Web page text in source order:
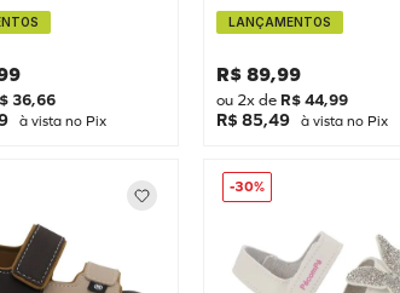
36,66
à vista no Pix
LANÇAMENTOS
R$ 89,99
ou 2x de R$ 44,99
R$ 85,49 à vista no Pix
-30%